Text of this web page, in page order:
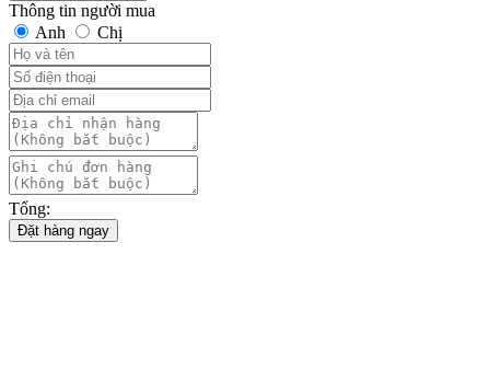
Thông tin người mua
Anh
Chị
Tổng:
Đặt hàng ngay